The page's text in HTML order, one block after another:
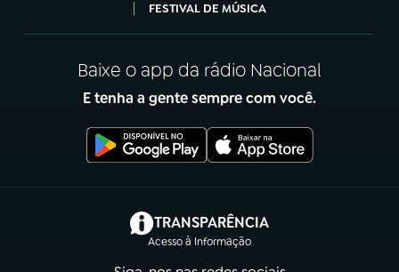
FESTIVAL DE MÚSICA
Baixe o app da rádio Nacional
E tenha a gente sempre com você.
TRANSPARÊNCIA
Acesso à Informação
(abre em nova aba)